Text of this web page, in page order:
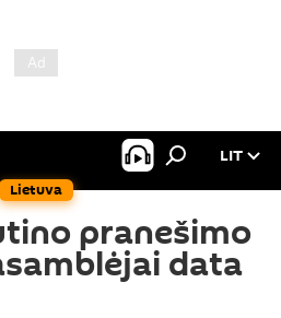
Lietuva
LIT
pranešimo
data